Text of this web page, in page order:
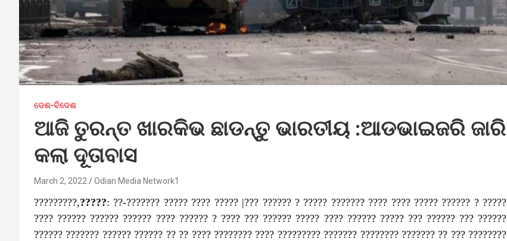
ଦେଶ-ବିଦେଶ
ଆଜି ତୁରନ୍ତ ଖାରକିଭ ଛାଡନ୍ତୁ ଭାରତୀୟ :ଆଡଭାଇଜରି ଜାରି
କଲା ଦୂତାବାସ
March 2, 2022 Odian Media Network1
?????????,?????: ??-??????? ????? ???? ????? |??? ?????? ? ????? ??????? ???? ???? ????? ?????? ? ?????
???? ?????? ?????? ?????? ???? ?????? ? ???? ??? ?????? ????? ???? ?????? ????? ??? ?????? ??? ??????
?????? ??????? ?????? ?????? ?? ?? ???? ???????? ???? ????????? ??????? ???????? ??????? ?? ??? ????????